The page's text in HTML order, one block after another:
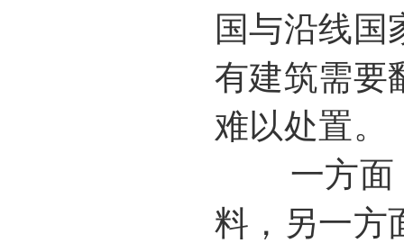
国与沿线国
有建筑需要
难以处置。
一方面，
料，另一方